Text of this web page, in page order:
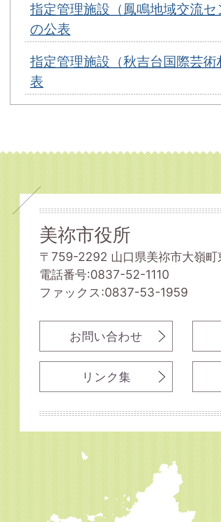
指定管理施設（鳳鳴地域交流
の公表
指定管理施設（秋吉台国際芸
表
美祢市役所
〒759-2292 山口県美祢市大嶺
電話番号:0837-52-1110
ファックス:0837-53-1959
お問い合わせ
リンク集